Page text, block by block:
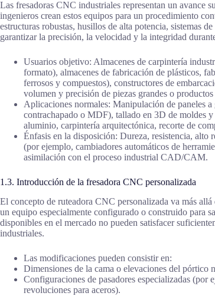
Las fresadoras CNC industriales representan un avance
ingenieros crean estos equipos para un procedimiento
estructuras robustas, husillos de alta potencia, sistemas
garantizar la precisión, la velocidad y la integridad
Usuarios objetivo: Almacenes de carpintería
formato), almacenes de fabricación de plásticos,
ferrosos y compuestos), constructores de
volumen y precisión de piezas grandes o productos
Aplicaciones normales: Manipulación de paneles
contrachapado o MDF), tallado en 3D de moldes
aluminio, carpintería arquitectónica, recorte de
Énfasis en la disposición: Dureza, resistencia, alto
(por ejemplo, cambiadores automáticos de
asimilación con el proceso industrial CAD/CAM.
1.3. Introducción de la fresadora CNC personalizada
El concepto de ruteadora CNC personalizada va más
un equipo especialmente configurado o construido para
disponibles en el mercado no pueden satisfacer
industriales.
Las modificaciones pueden consistir en:
Dimensiones de la cama o elevaciones del pórtico
Configuraciones de pasadores especializadas (por
revoluciones para aceros).